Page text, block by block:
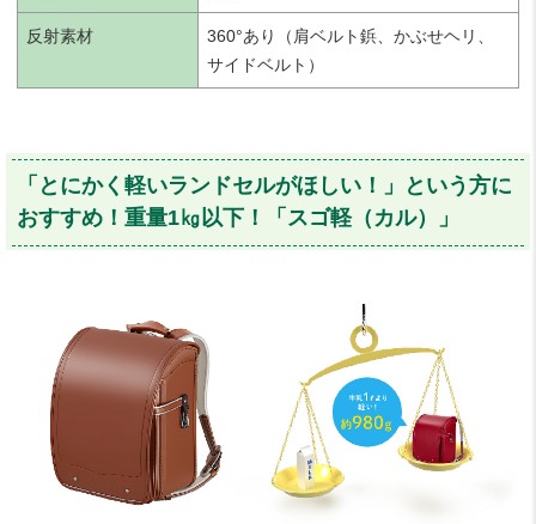
反射素材
360°あり（肩ベルト鋲、かぶせヘリ、
サイドベルト）
「とにかく軽いランドセルがほしい！」という方に
おすすめ！重量1㎏以下！「スゴ軽（カル）」